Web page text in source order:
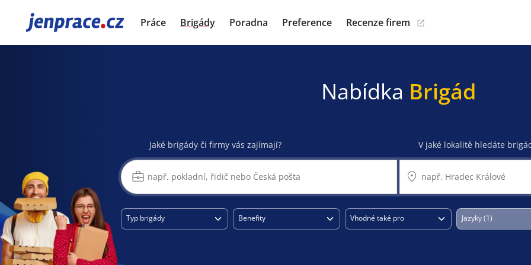
JenPráce.cz Práce Brigády Poradna Preference Recenze firem
Nabídka Brigád
Jaké brigády či firmy vás zajímají? V jaké lokalitě hledáte
Typ brigády Benefity Vhodné také pro Jazyky (1)